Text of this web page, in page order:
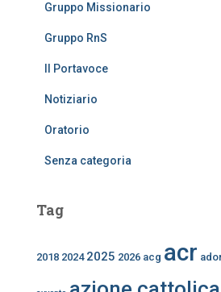
Gruppo Missionario
Gruppo RnS
Il Portavoce
Notiziario
Oratorio
Senza categoria
Tag
2018 2024 2025 2026 acg acr